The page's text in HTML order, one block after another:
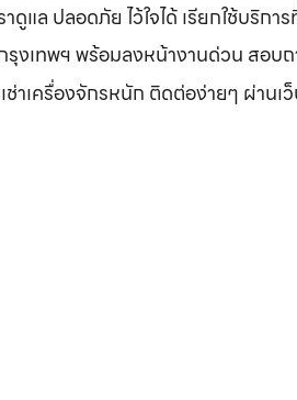
ดูแล ปลอดภัย ไว้ใจได้ เรียกใช้บริก
งเทพฯ พร้อมลงหน้างานด่วน สอบ
าเครื่องจักรหนัก ติดต่อง่ายๆ ผ่าน